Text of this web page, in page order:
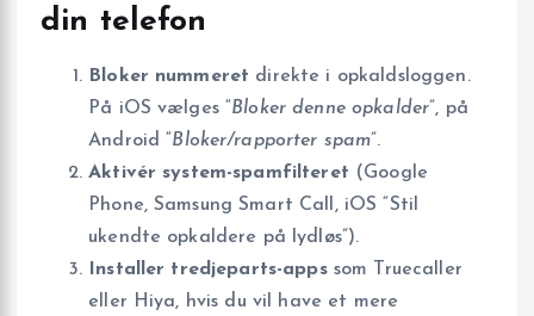
din telefon
Bloker nummeret direkte i opkaldsloggen.
På iOS vælges “Bloker denne opkalder”, på
Android “Bloker/rapporter spam”.
Aktivér system-spamfilteret (Google
Phone, Samsung Smart Call, iOS “Stil
ukendte opkaldere på lydløs”).
Installer tredjeparts-appssom Truecaller
eller Hiya, hvis du vil have et mere